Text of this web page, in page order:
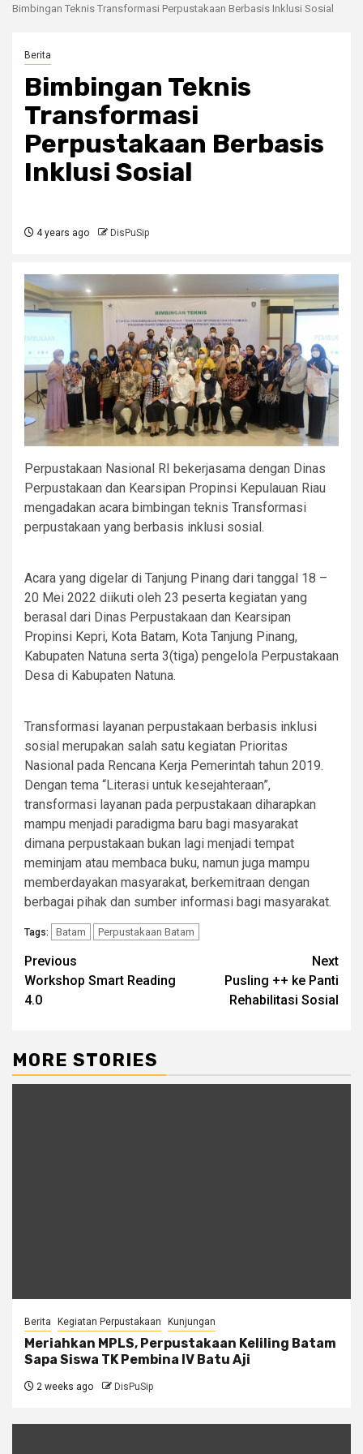
Bimbingan Teknis Transformasi Perpustakaan Berbasis Inklusi Sosial
Berita
Bimbingan Teknis
Transformasi
Perpustakaan Berbasis
Inklusi Sosial
4 years ago DisPuSip
Perpustakaan Nasional RI bekerjasama dengan Dinas
Perpustakaan dan Kearsipan Propinsi Kepulauan Riau
mengadakan acara bimbingan teknis Transformasi
perpustakaan yang berbasis inklusi sosial.
Acara yang digelar di Tanjung Pinang dari tanggal 18 –
20 Mei 2022 diikuti oleh 23 peserta kegiatan yang
berasal dari Dinas Perpustakaan dan Kearsipan
Propinsi Kepri, Kota Batam, Kota Tanjung Pinang,
Kabupaten Natuna serta 3(tiga) pengelola Perpustakaan
Desa di Kabupaten Natuna.
Transformasi layanan perpustakaan berbasis inklusi
sosial merupakan salah satu kegiatan Prioritas
Nasional pada Rencana Kerja Pemerintah tahun 2019.
Dengan tema “Literasi untuk kesejahteraan”,
transformasi layanan pada perpustakaan diharapkan
mampu menjadi paradigma baru bagi masyarakat
dimana perpustakaan bukan lagi menjadi tempat
meminjam atau membaca buku, namun juga mampu
memberdayakan masyarakat, berkemitraan dengan
berbagai pihak dan sumber informasi bagi masyarakat.
Tags: Batam Perpustakaan Batam
Continue
Reading
Previous
Workshop Smart Reading
4.0
Next
Pusling ++ ke Panti
Rehabilitasi Sosial
MORE STORIES
Berita Kegiatan Perpustakaan Kunjungan
Meriahkan MPLS, Perpustakaan Keliling Batam
Sapa Siswa TK Pembina IV Batu Aji
2 weeks ago DisPuSip